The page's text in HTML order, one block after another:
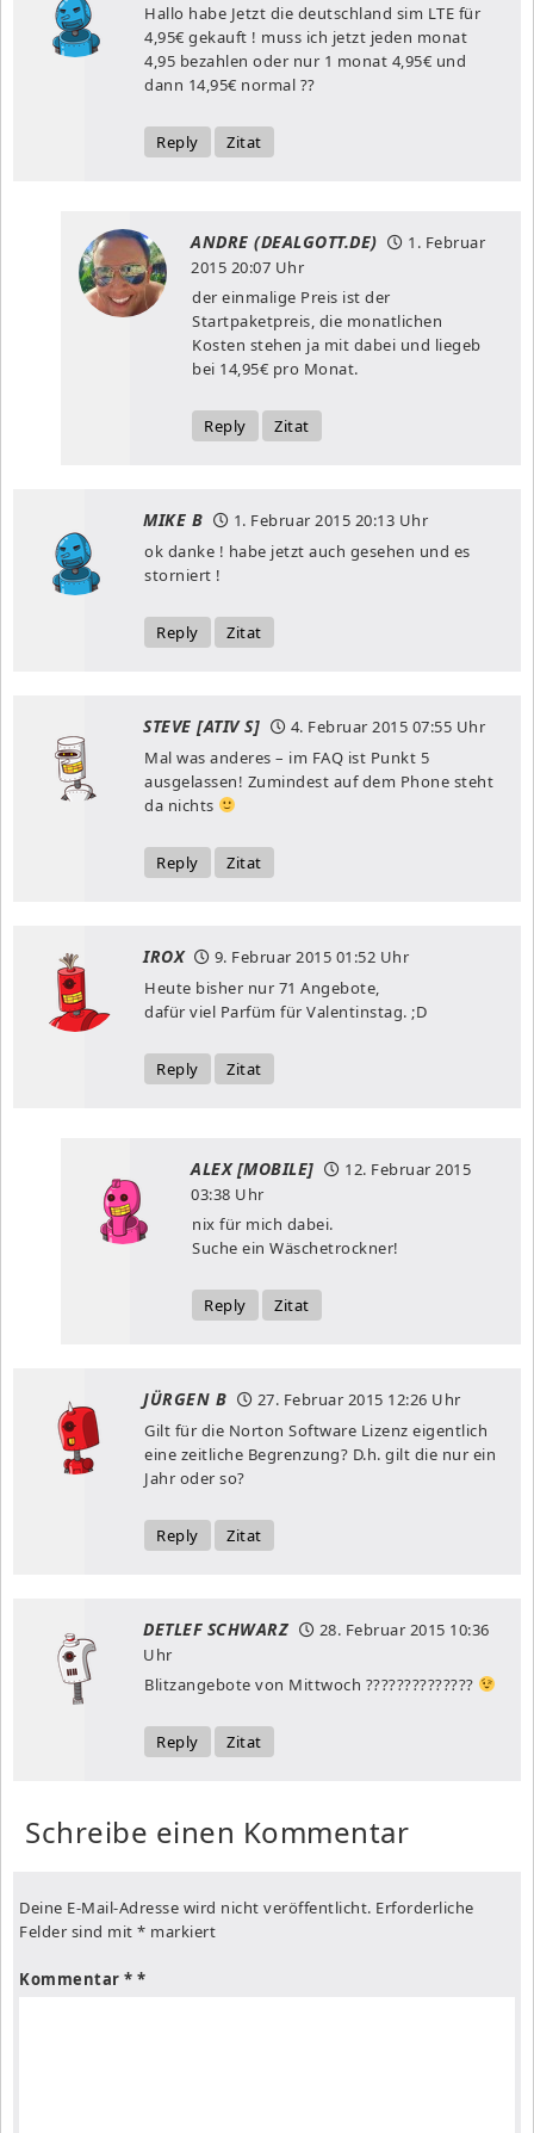
Hallo habe Jetzt die deutschland sim LTE für
4,95€ gekauft ! muss ich jetzt jeden monat
4,95 bezahlen oder nur 1 monat 4,95€ und
dann 14,95€ normal ??
Reply Zitat
ANDRE (DEALGOTT.DE)
1. Februar
2015 20:07 Uhr
der einmalige Preis ist der
Startpaketpreis, die monatlichen
Kosten stehen ja mit dabei und liegeb
bei 14,95€ pro Monat.
Reply Zitat
MIKE B 1. Februar 2015 20:13 Uhr
ok danke ! habe jetzt auch gesehen und es
storniert !
Reply Zitat
STEVE [ATIV S] 4. Februar 2015 07:55 Uhr
Mal was anderes – im FAQ ist Punkt 5
ausgelassen! Zumindest auf dem Phone steht
da nichts
Reply Zitat
IROX 9. Februar 2015 01:52 Uhr
Heute bisher nur 71 Angebote,
dafür viel Parfüm für Valentinstag. ;D
Reply Zitat
ALEX [MOBILE]
12. Februar 2015
03:38 Uhr
nix für mich dabei.
Suche ein Wäschetrockner!
Reply Zitat
JÜRGEN B 27. Februar 2015 12:26 Uhr
Gilt für die Norton Software Lizenz eigentlich
eine zeitliche Begrenzung? D.h. gilt die nur ein
Jahr oder so?
Reply Zitat
DETLEF SCHWARZ 28. Februar 2015 10:36
Uhr
Blitzangebote von Mittwoch ??????????????
Reply Zitat
Schreibe einen Kommentar
Deine E-Mail-Adresse wird nicht veröffentlicht. Erforderliche
Felder sind mit * markiert
Kommentar *